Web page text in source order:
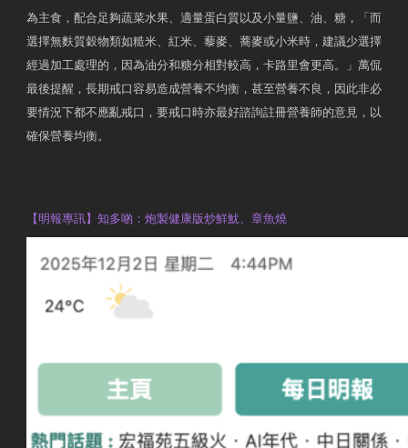
為主食，配合足夠蔬菜水果、適量蛋白質以及小量鹽、油、糖，「而
選擇無麩質穀物類如糙米、紅米、藜麥、蕎麥或小米時，建議少選擇
經過加工處理的，因為油分和糖分相對較高，卡路里會更高。」萬侃
最後提醒，長期戒口容易造成營養不均衡，甚至營養不良，因此非必
要情況下都不應亂戒口，要戒口時亦最好諮詢註冊營養師的意見，以
確保營養均衡。
【明報專訊】知多啲：炮製健康版炒鮮魷、章魚燒